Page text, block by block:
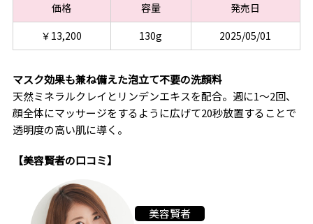
価格 容量
発売日
￥13,200
130g 2025/05/01
マスク効果も兼ね備えた泡立て不要の洗顔料
天然ミネラルクレイとリンデンエキスを配合。週に1～2回、
顔全体にマッサージをするように広げて20秒放置することで
透明度の高い肌に導く。
【美容賢者の口コミ】
美容賢者